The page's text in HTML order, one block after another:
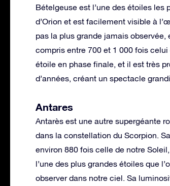
Bételgeuse est l’une des étoiles
d’Orion et est facilement visible à
pas la plus grande jamais
compris entre 700 et 1 000 fois
étoile en phase finale, et il est très
d’années, créant un spectacle
Antares
Antarès est une autre supergéante
dans la constellation du Scorpion.
environ 880 fois celle de notre
l’une des plus grandes étoiles que
observer dans notre ciel. Sa